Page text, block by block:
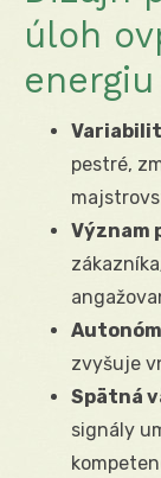
úloh
energiu
pestré,
Význam
zvyšuje
Spätná
signály